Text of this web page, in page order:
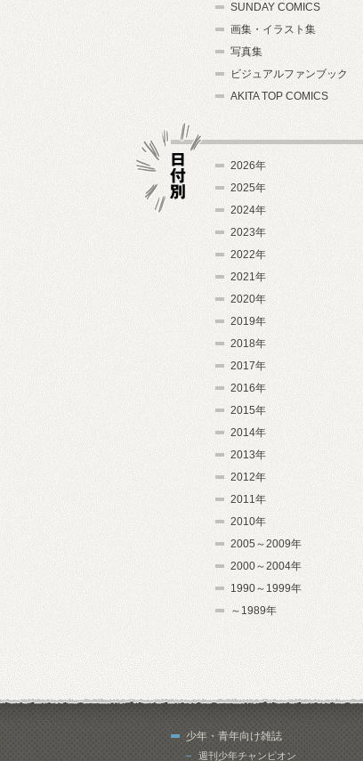
SUNDAY COMICS
画集・イラスト集
写真集
ビジュアルファンブック
AKITA TOP COMICS
2026年
2025年
2024年
2023年
2022年
2021年
2020年
2019年
2018年
2017年
2016年
2015年
2014年
2013年
2012年
2011年
2010年
2005～2009年
2000～2004年
1990～1999年
～1989年
少年・青年向け雑誌
週刊少年チャンピオン